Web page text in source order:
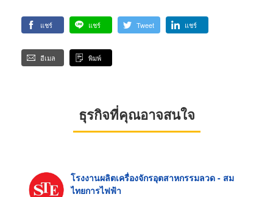
แชร์ แชร์ Tweet แชร์
อีเมล พิมพ์
ธุรกิจที่คุณอาจสนใจ
โรงงานผลิตเครื่องจักรอุตสาหกรรมลวด - สม
ไทยการไฟฟ้า